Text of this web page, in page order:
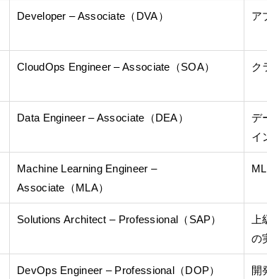
Developer – Associate（DVA） ア
CloudOps Engineer – Associate（SOA） ク
Data Engineer – Associate（DEA）
デ
イ
Machine Learning Engineer –
Associate（MLA）
Solutions Architect – Professional（SAP）
の
DevOps Engineer – Professional（DOP） 開